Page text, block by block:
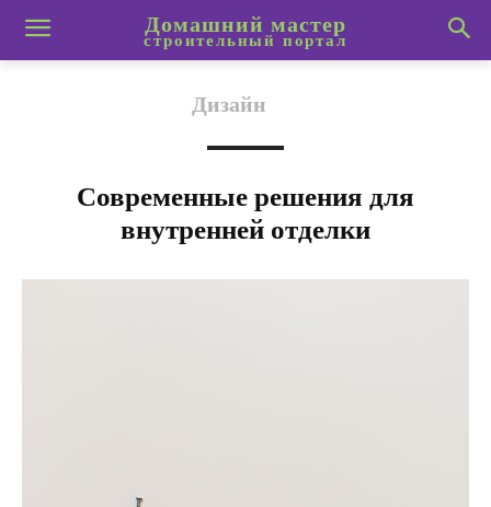
Домашний мастер
строительный портал
Дизайн
Современные решения для
внутренней отделки